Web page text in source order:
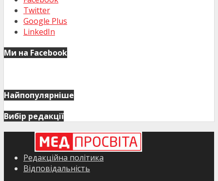
Twitter
Google Plus
LinkedIn
Ми на Facebook
Найпопулярніше
Вибір редакції
Редакційна політика
Відповідальність